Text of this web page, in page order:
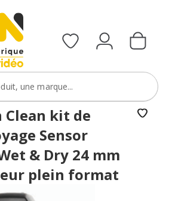
Clean kit de
Sensor
& Dry 24 mm
plein format